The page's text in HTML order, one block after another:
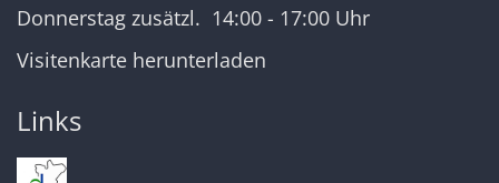
Donnerstag zusätzl. 14:00 - 17:00 Uhr
Visitenkarte herunterladen
Links